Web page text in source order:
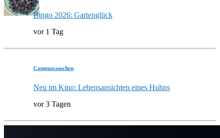
Bingo 2026: Gartenglück
vor 1 Tag
Campusrauschen
Neu im Kino: Lebensansichten eines Huhns
vor 3 Tagen